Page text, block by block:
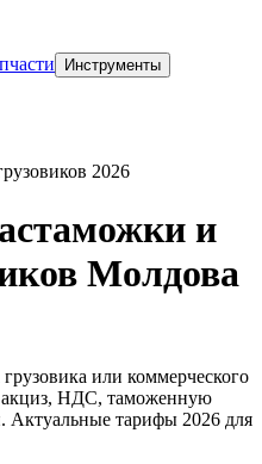
Инструменты
2026
и
Молдова
или коммерческого
акциз, НДС, таможенную
тарифы 2026 для